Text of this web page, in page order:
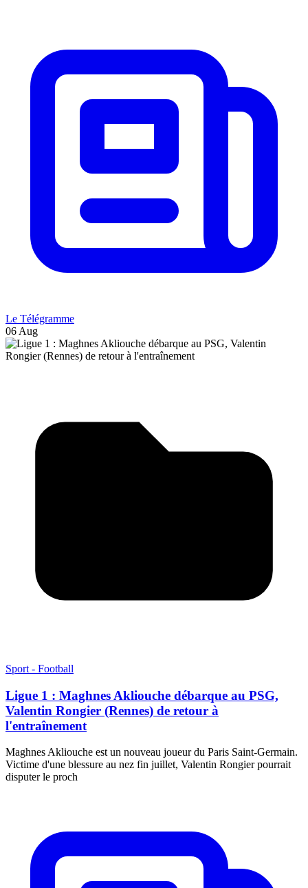
Le Télégramme
06 Aug
Sport - Football
Ligue 1 : Maghnes Akliouche débarque au PSG,
Valentin Rongier (Rennes) de retour à
l'entraînement
Maghnes Akliouche est un nouveau joueur du Paris Saint-Germain.
Victime d'une blessure au nez fin juillet, Valentin Rongier pourrait
disputer le proch